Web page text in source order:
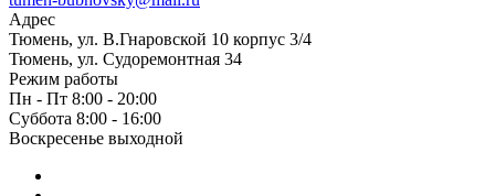
Адрес
Тюмень, ул. В.Гнаровской 10 корпус 3/4
Тюмень, ул. Судоремонтная 34
Режим работы
Пн - Пт 8:00 - 20:00
Суббота 8:00 - 16:00
Воскресенье выходной